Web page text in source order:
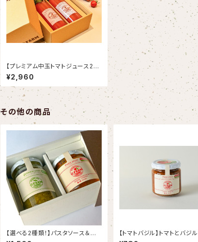
【プレミアム中玉トマトジュース2本
セット】濃厚な中玉トマトのみを使
用して作ったプレミアムジュース
¥2,960
その他の商品
【選べる2種類！】パスタソース＆ジ
ャム お好みギフトセット
【トマトバジル】トマトとバジ
ラボレーション！！